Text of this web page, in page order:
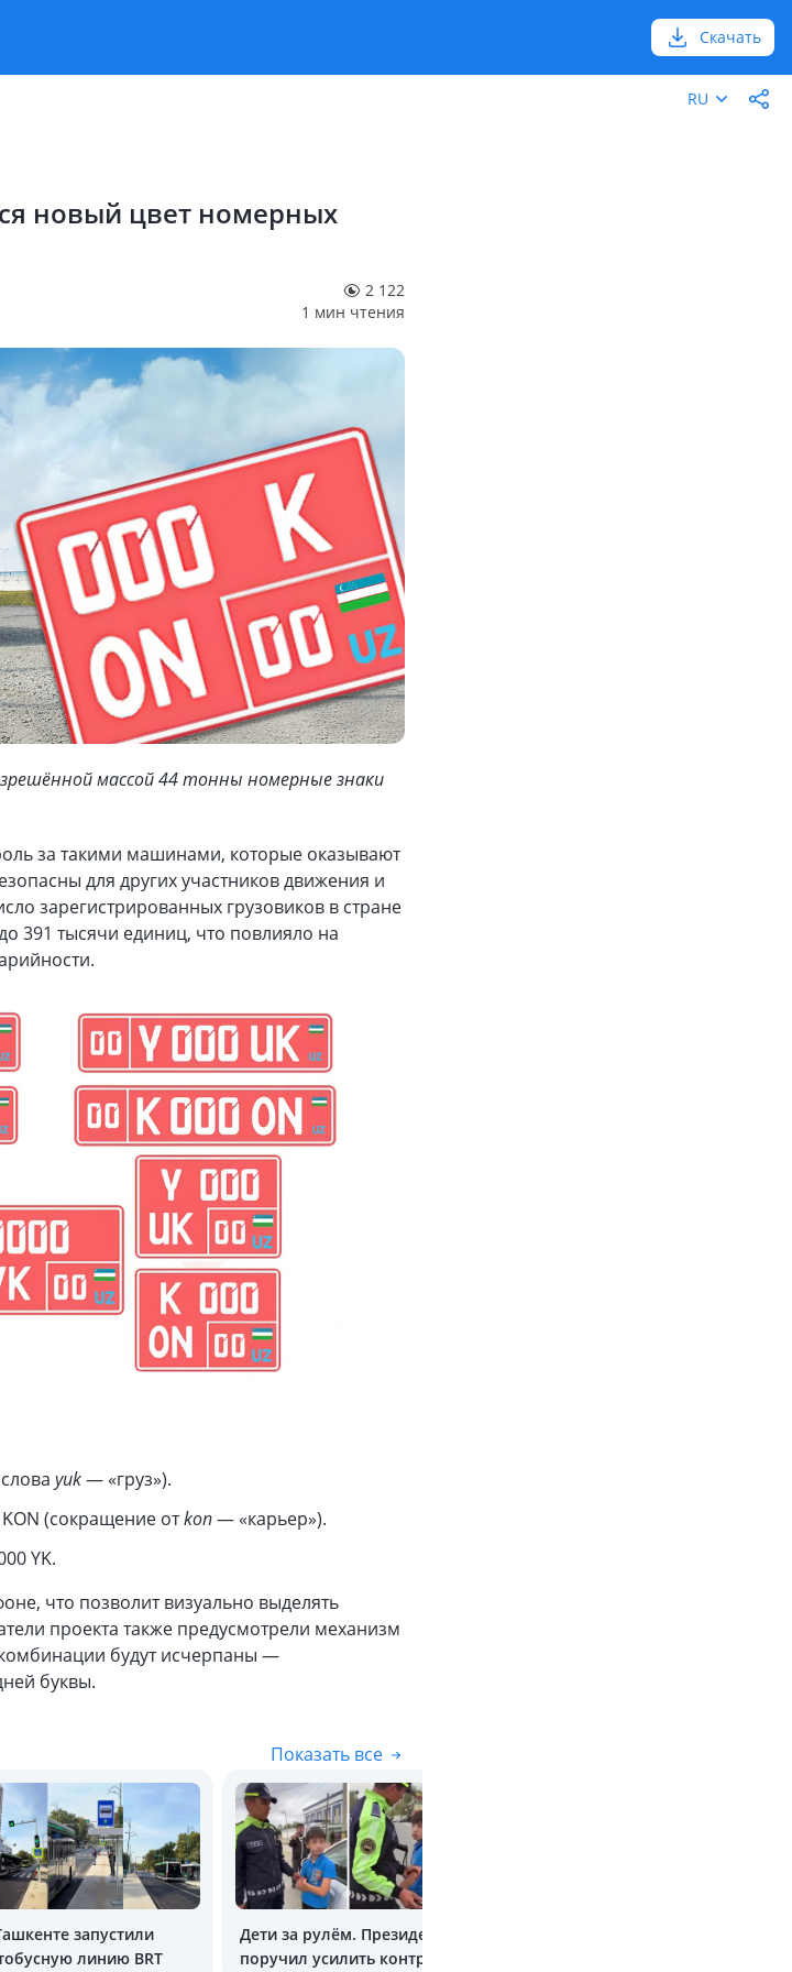
Скачать
RU
новый цвет номерных
2 122
1 мин чтения
массой 44 тонны номерные знаки
за такими машинами, которые оказывают
для других участников движения и
зарегистрированных грузовиков в стране
391 тысячи единиц, что повлияло на
yuk— «груз»).
(сокращение отkon— «карьер»).
YK.
что позволит визуально выделять
проекта также предусмотрели механизм
будут исчерпаны —
буквы.
Показать все
запустили
линию BRT
Дети за рулём. Президент
поручил усилить контроль